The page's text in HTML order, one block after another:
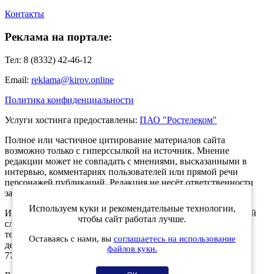
Контакты
Реклама на портале:
Тел: 8 (8332) 42-46-12
Email: reklama@kirov.online
Политика конфиденциальности
Услуги хостинга предоставлены: ПАО "Ростелеком"
Полное или частичное цитирование материалов сайта
возможно только с гиперссылкой на источник. Мнение
редакции может не совпадать с мнениями, высказанными в
интервью, комментариях пользователей или прямой речи
персонажей публикаций. Редакция не несёт ответственности
за текст комментариев читателей.
Интернет-портал Kirov.online зарегистрирован в Федеральной
службе по надзору в сфере связи, информационных
технологий и массовых коммуникаций (Роскомнадзор) 5
декабря 2019 года. Регистрационный номер ЭЛ № ФС 77 -
77189.
Используем куки и рекомендательные технологии,
чтобы сайт работал лучше.
Оставаясь с нами, вы соглашаетесь на использование
файлов куки.